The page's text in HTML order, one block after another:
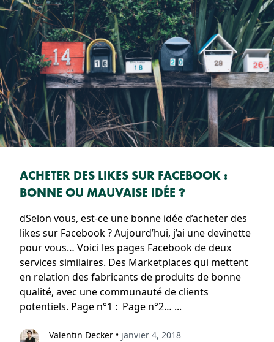
ACHETER DES LIKES SUR FACEBOOK :
BONNE OU MAUVAISE IDÉE ?
dSelon vous, est-ce une bonne idée d’acheter des
likes sur Facebook ? Aujourd’hui, j’ai une devinette
pour vous… Voici les pages Facebook de deux
services similaires. Des Marketplaces qui mettent
en relation des fabricants de produits de bonne
qualité, avec une communauté de clients
potentiels. Page n°1 : Page n°2… ...
Valentin Decker • janvier 4, 2018